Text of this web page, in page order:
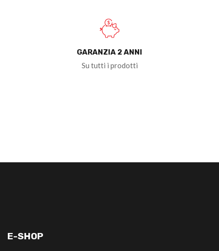
GARANZIA 2 ANNI
Su tutti i prodotti
E-SHOP